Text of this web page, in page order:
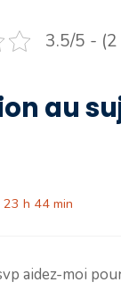
3.5/5 - (2
au
h 44 min
aidez-moi